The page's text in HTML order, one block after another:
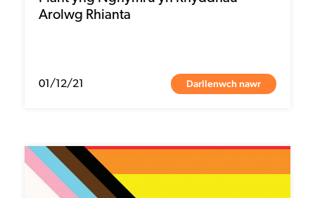
Arolwg Rhianta
01/12/21 Darllenwch nawr